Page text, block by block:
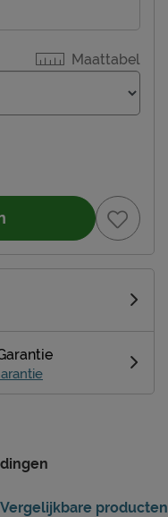
Maattabel
Vergelijkbare producten